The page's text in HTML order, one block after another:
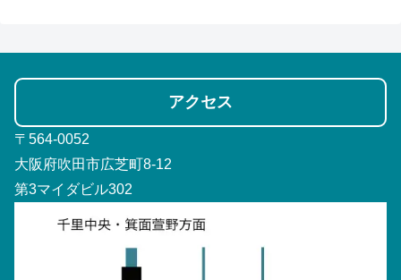
アクセス
〒564-0052
大阪府吹田市広芝町8-12
第3マイダビル302